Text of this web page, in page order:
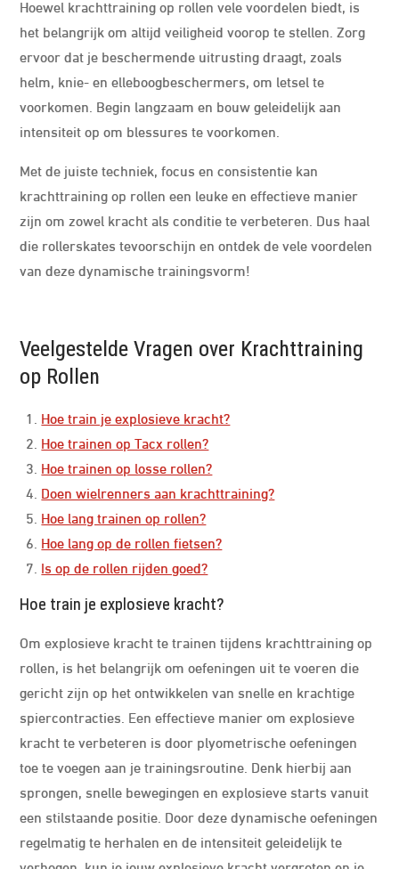
Hoewel krachttraining op rollen vele voordelen biedt, is
het belangrijk om altijd veiligheid voorop te stellen. Zorg
ervoor dat je beschermende uitrusting draagt, zoals
helm, knie- en elleboogbeschermers, om letsel te
voorkomen. Begin langzaam en bouw geleidelijk aan
intensiteit op om blessures te voorkomen.
Met de juiste techniek, focus en consistentie kan
krachttraining op rollen een leuke en effectieve manier
zijn om zowel kracht als conditie te verbeteren. Dus haal
die rollerskates tevoorschijn en ontdek de vele voordelen
van deze dynamische trainingsvorm!
Veelgestelde Vragen over Krachttraining
op Rollen
Hoe train je explosieve kracht?
Hoe trainen op Tacx rollen?
Hoe trainen op losse rollen?
Doen wielrenners aan krachttraining?
Hoe lang trainen op rollen?
Hoe lang op de rollen fietsen?
Is op de rollen rijden goed?
Hoe train je explosieve kracht?
Om explosieve kracht te trainen tijdens krachttraining op
rollen, is het belangrijk om oefeningen uit te voeren die
gericht zijn op het ontwikkelen van snelle en krachtige
spiercontracties. Een effectieve manier om explosieve
kracht te verbeteren is door plyometrische oefeningen
toe te voegen aan je trainingsroutine. Denk hierbij aan
sprongen, snelle bewegingen en explosieve starts vanuit
een stilstaande positie. Door deze dynamische oefeningen
regelmatig te herhalen en de intensiteit geleidelijk te